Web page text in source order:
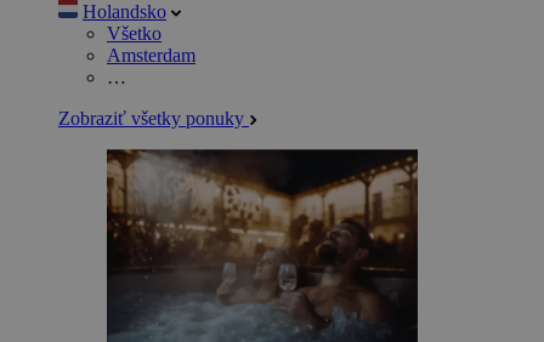
Holandsko
Všetko
Amsterdam
…
Zobraziť všetky ponuky